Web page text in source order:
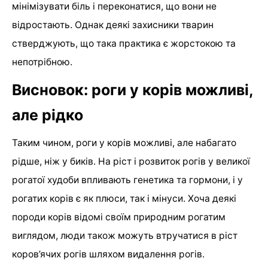
мінімізувати біль і переконатися, що вони не
відростають. Однак деякі захисники тварин
стверджують, що така практика є жорстокою та
непотрібною.
Висновок: роги у корів можливі,
але рідко
Таким чином, роги у корів можливі, але набагато
рідше, ніж у биків. На ріст і розвиток рогів у великої
рогатої худоби впливають генетика та гормони, і у
рогатих корів є як плюси, так і мінуси. Хоча деякі
породи корів відомі своїм природним рогатим
виглядом, люди також можуть втручатися в ріст
коров’ячих рогів шляхом видалення рогів.